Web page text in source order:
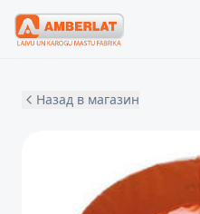
Назад в магазин